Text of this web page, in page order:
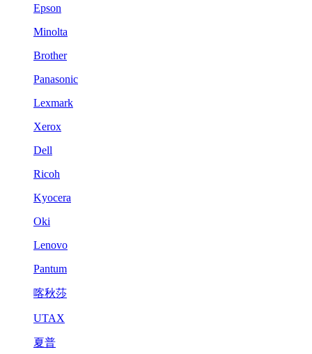
Epson
Minolta
Brother
Panasonic
Lexmark
Xerox
Dell
Ricoh
Kyocera
Oki
Lenovo
Pantum
喀秋莎
UTAX
夏普